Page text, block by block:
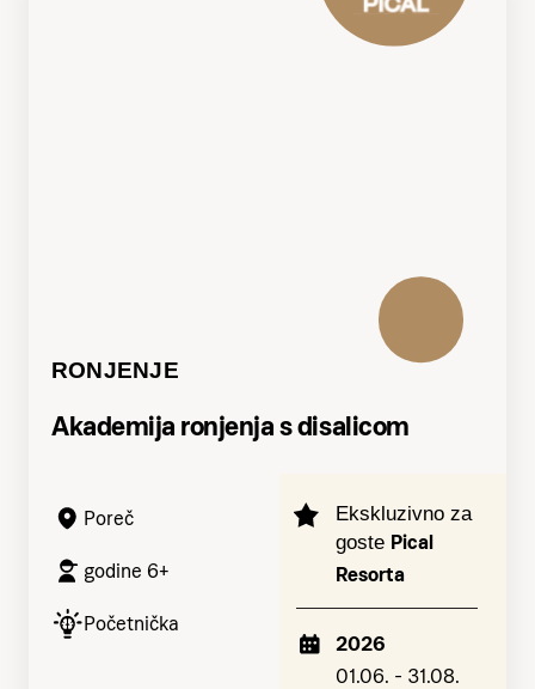
RONJENJE
Akademija ronjenja s disalicom
Poreč
godine 6+
Početnička
Ekskluzivno za
goste Pical
Resorta
2026
01.06. - 31.08.